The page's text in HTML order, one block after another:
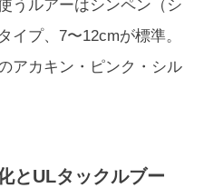
うルアーはシンペン（シ
イプ、7〜12cmが標準。
アカキン・ピンク・シル
とULタックルブー